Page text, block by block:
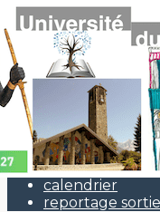
Exporter les lignes
Exporter toutes
Exporter
Menu
Actu
calendrier
reportage